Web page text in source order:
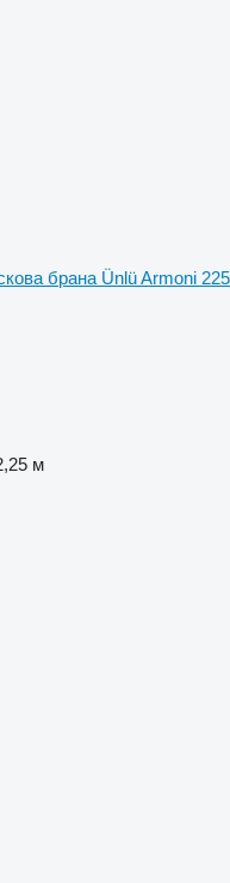
брана Ünlü Armoni 225
м